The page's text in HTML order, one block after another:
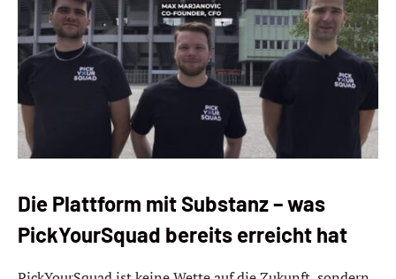
Die Plattform mit Substanz – was
PickYourSquad bereits erreicht hat